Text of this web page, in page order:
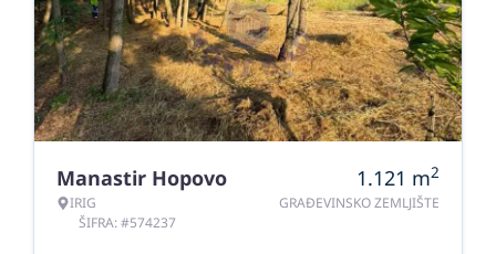
Manastir Hopovo
IRIG
ŠIFRA: #574237
1.121 m2
GRAĐEVINSKO ZEMLJIŠTE